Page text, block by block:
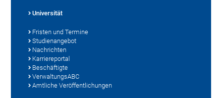
Universität
Fristen und Termine
Studienangebot
Nachrichten
Karriereportal
Beschäftigte
VerwaltungsABC
Amtliche Veröffentlichungen